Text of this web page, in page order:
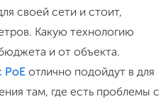
своей сети и стоит,
Какую технологию
и от объекта.
PoE отлично подойдут в для
там, где есть проблемы с